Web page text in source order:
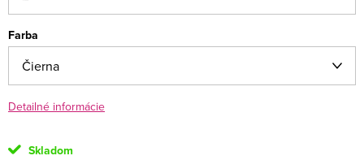
Farba
Detailné informácie
Skladom